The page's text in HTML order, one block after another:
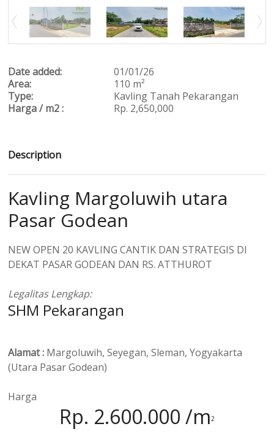
Date added:
01/01/26
Area:
110 m²
Type:
Kavling Tanah Pekarangan
Harga / m2 :
Rp. 2,650,000
Description
Kavling Margoluwih utara
Pasar Godean
NEW OPEN 20 KAVLING CANTIK DAN STRATEGIS DI
DEKAT PASAR GODEAN DAN RS. ATTHUROT
Legalitas Lengkap:
SHM Pekarangan
Alamat : Margoluwih, Seyegan, Sleman, Yogyakarta
(Utara Pasar Godean)
Harga
Rp. 2.600.000 /m 2